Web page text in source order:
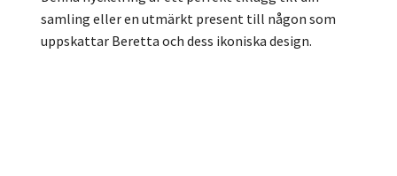
samling eller en utmärkt present till någon som
uppskattar Beretta och dess ikoniska design.